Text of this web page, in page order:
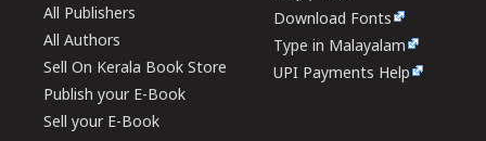
All Publishers
All Authors
Sell On Kerala Book Store
Publish your E-Book
Sell your E-Book
Download Fonts
Type in Malayalam
UPI Payments Help